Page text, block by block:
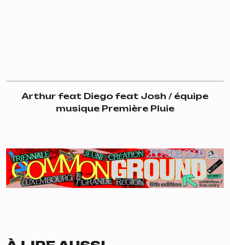
Arthur feat Diego feat Josh / équipe
musique Première Pluie